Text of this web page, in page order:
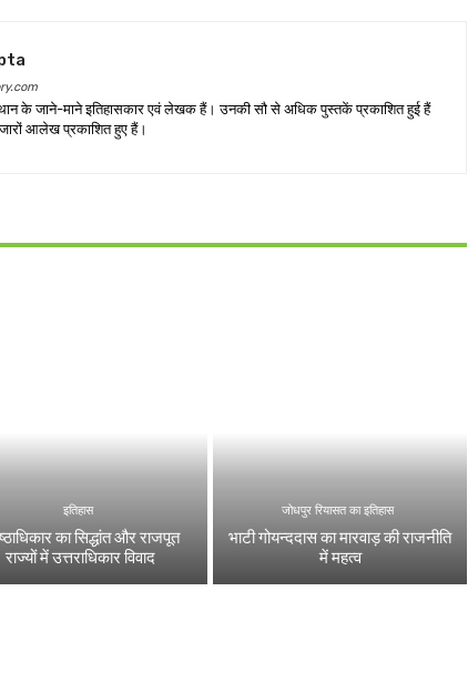
के जाने-माने इतिहासकार एवं लेखक हैं। उनकी सौ से अधिक पुस्तकें प्रकाशित हुई हैं
आलेख प्रकाशित हुए हैं।
इतिहास
का सिद्धांत और राजपूत
राज्यों में उत्तराधिकार विवाद
जोधपुर रियासत का इतिहास
भाटी गोयन्ददास का मारवाड़ की राजनीति
में महत्व